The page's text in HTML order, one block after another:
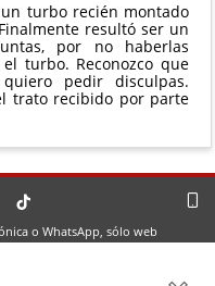
turbo recién montado
resultó ser un
por no haberlas
turbo. Reconozco que
pedir disculpas.
trato recibido por parte
o WhatsApp, sólo web